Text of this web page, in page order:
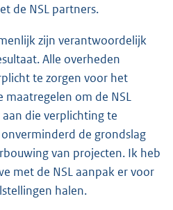
de NSL partners.
zijn verantwoordelijk
Alle overheden
te zorgen voor het
om de NSL
die verplichting te
de grondslag
van projecten. Ik heb
met de NSL aanpak er voor
halen.